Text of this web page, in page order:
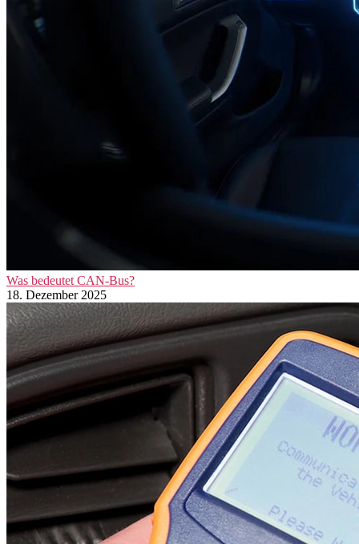
Was bedeutet CAN-Bus?
18. Dezember 2025